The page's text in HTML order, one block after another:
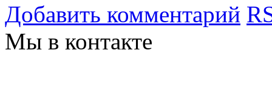
Добавить комментарий
Мы в контакте